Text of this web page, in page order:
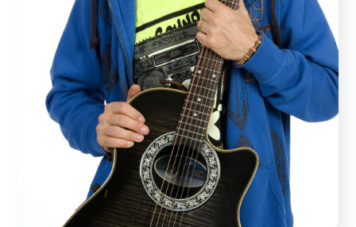
nie beschwert!” Luiserl flüchtet sich vor Omamas
“großer, fetter Gans” in den Alkohol und Lilibet
genehmigt sich “zwei klitzekleine Eierlikör”. Hansi,
der “Mann im Haus” fragt noch einmal: “Schmückst
du jetzt den depperten Bam oder ned?”. Hin und her
gerissen zwischen Ehefrau, Mama und
Schwiegermutter, beschließt er letztendlich: “Eine
Erniedrigung folgt der nächsten.” Sissy gesteht
panisch: „Lilibet, der Ratz ist weg!“, und Gregor
fordert: „Auch Karpfen haben ein Recht auf Leben!“
Am Ende brennt der Christbaum und in der Krippe
sitzt die Ratte. Der normale Familien-